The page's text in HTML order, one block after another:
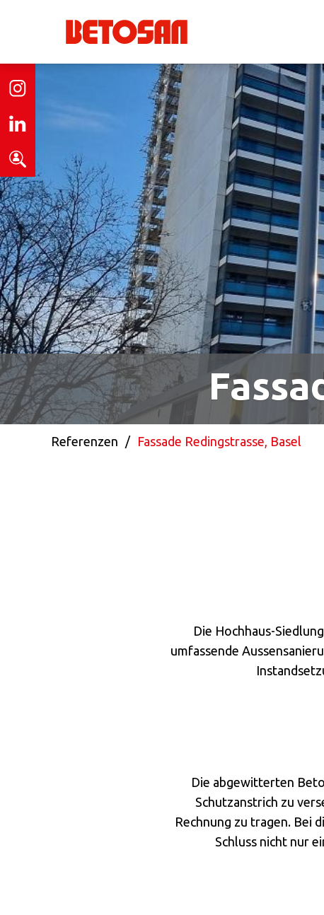
Referenzen / Fassade Redingstrasse, Basel
Die Hochhaus-
umfassende
Die abgewitterten
Schutzanstrich zu
Rechnung zu tragen. Bei
Schluss nicht nur